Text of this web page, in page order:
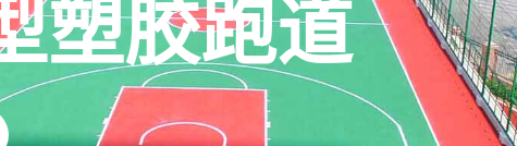
塑胶跑道